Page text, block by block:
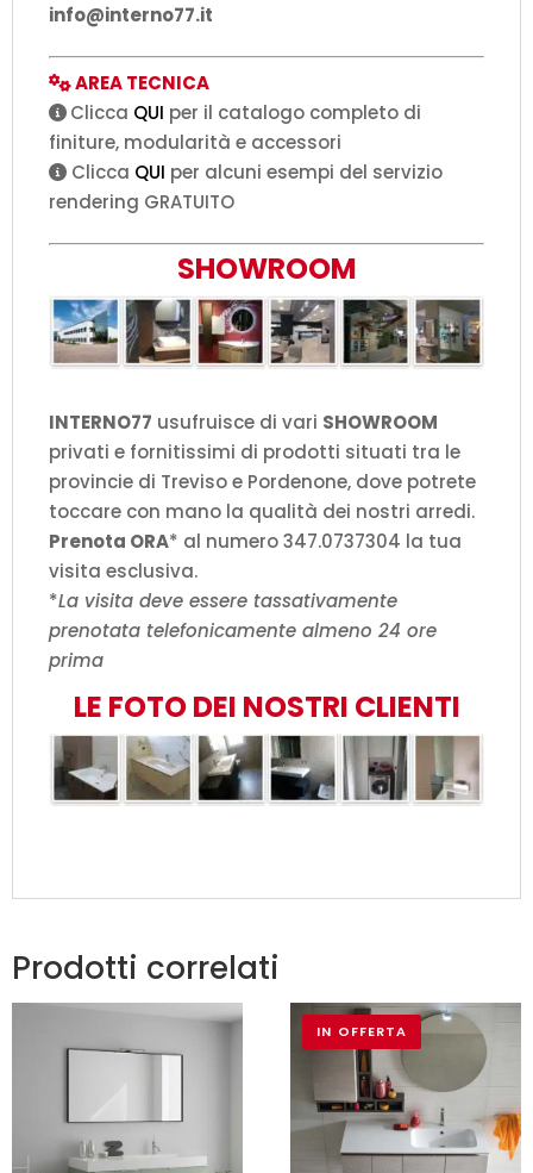
info@interno77.it
AREA TECNICA
Clicca QUI per il catalogo completo di
finiture, modularità e accessori
Clicca QUI per alcuni esempi del servizio
rendering GRATUITO
SHOWROOM
INTERNO77 usufruisce di vari SHOWROOM
privati e fornitissimi di prodotti situati tra le
provincie di Treviso e Pordenone, dove potrete
toccare con mano la qualità dei nostri arredi.
Prenota ORA* al numero 347.0737304 la tua
visita esclusiva.
*La visita deve essere tassativamente
prenotata telefonicamente almeno 24 ore
prima
LE FOTO DEI NOSTRI CLIENTI
Prodotti correlati
IN OFFERTA